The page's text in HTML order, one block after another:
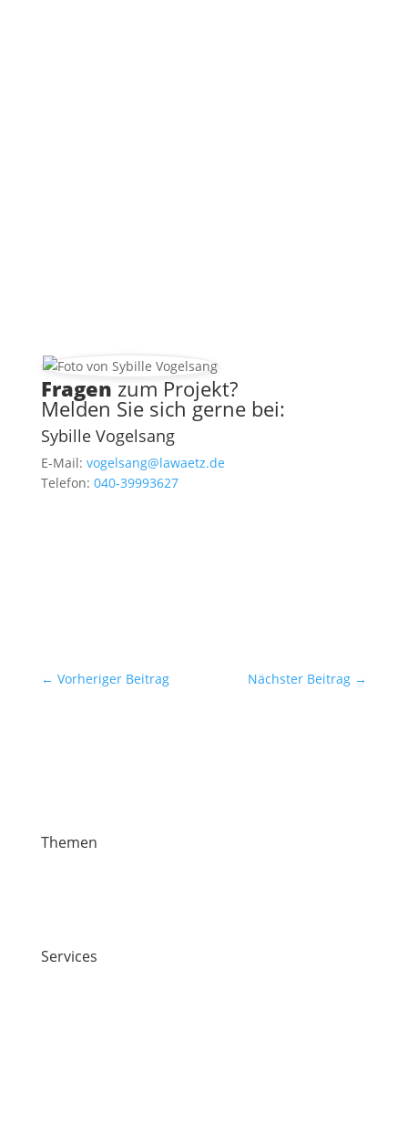
Fragen zum Projekt?
Melden Sie sich gerne bei:
Sybille Vogelsang
E-Mail: vogelsang@lawaetz.de
Telefon: 040-39993627
← Vorheriger Beitrag Nächster Beitrag →
Themen
Services